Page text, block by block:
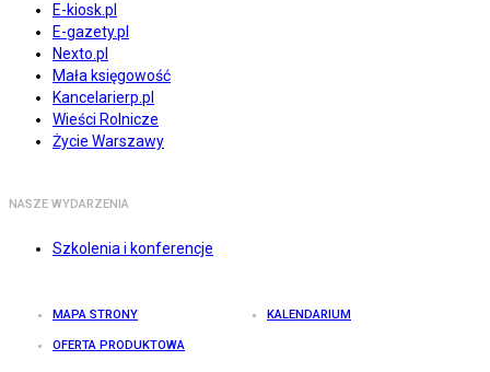
E-kiosk.pl
E-gazety.pl
Nexto.pl
Mała księgowość
Kancelarierp.pl
Wieści Rolnicze
Życie Warszawy
NASZE WYDARZENIA
Szkolenia i konferencje
MAPA STRONY KALENDARIUM
OFERTA PRODUKTOWA